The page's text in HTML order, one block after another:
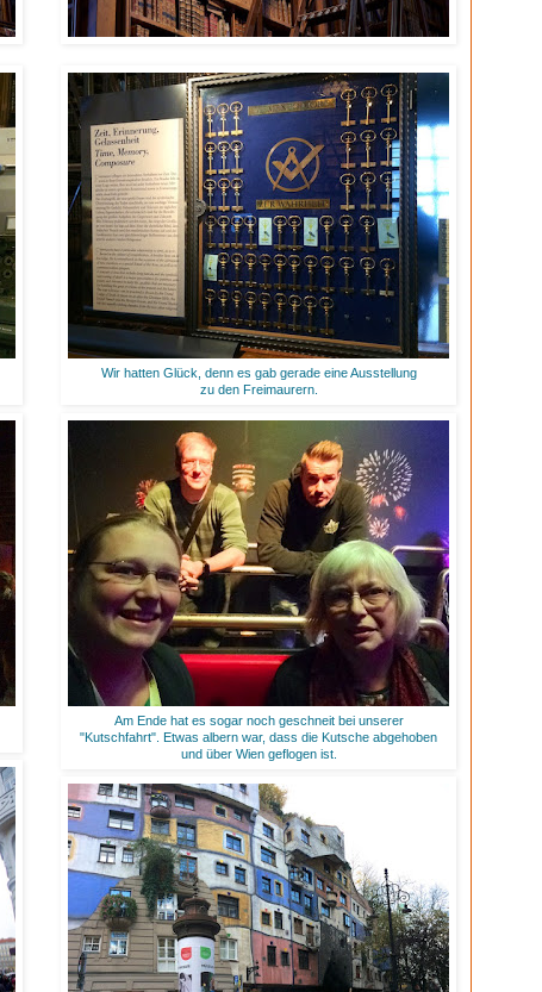
Wir hatten Glück, denn es gab gerade eine Ausstellung
zu den Freimaurern.
Am Ende hat es sogar noch geschneit bei unserer
"Kutschfahrt". Etwas albern war, dass die Kutsche abgehoben
und über Wien geflogen ist.